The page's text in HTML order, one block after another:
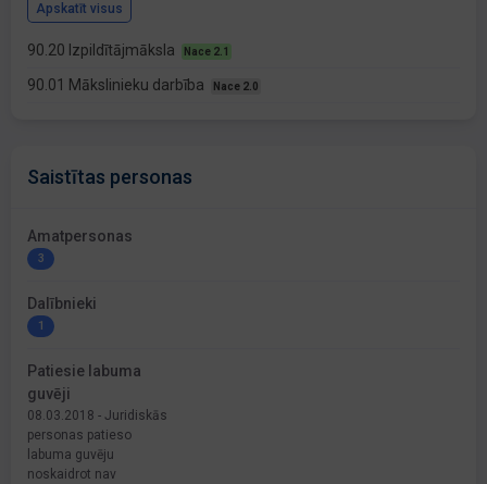
Apskatīt visus
90.20 Izpildītājmāksla Nace 2.1
90.01 Mākslinieku darbība Nace 2.0
Saistītas personas
Amatpersonas
3
Dalībnieki
1
Patiesie labuma
guvēji
08.03.2018 - Juridiskās
personas patieso
labuma guvēju
noskaidrot nav